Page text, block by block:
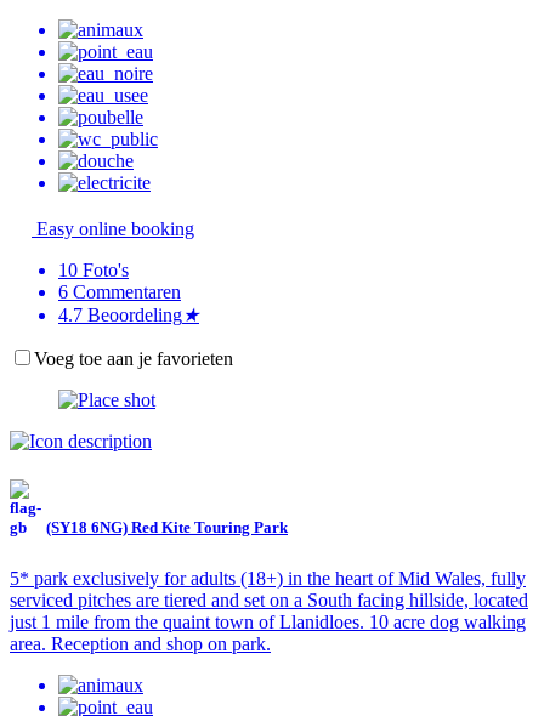
Easy online booking
10 Foto's
6 Commentaren
4.7 Beoordeling★
Voeg toe aan je favorieten
(SY18 6NG) Red Kite Touring Park
5* park exclusively for adults (18+) in the heart of Mid Wales, fully
serviced pitches are tiered and set on a South facing hillside, located
just 1 mile from the quaint town of Llanidloes. 10 acre dog walking
area. Reception and shop on park.